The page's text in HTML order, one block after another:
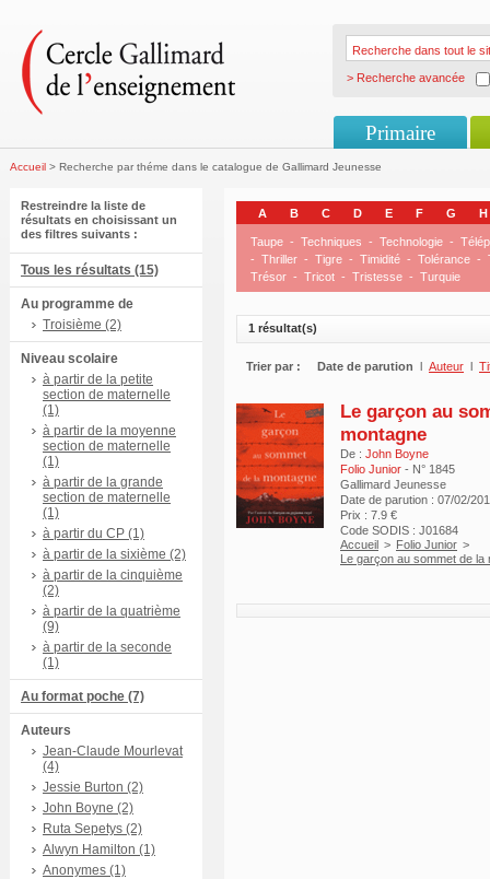
> Recherche avancée
Primaire
Accueil > Recherche par théme dans le catalogue de Gallimard Jeunesse
Restreindre la liste de
résultats en choisissant un
des filtres suivants :
Tous les résultats (15)
Au programme de
Troisième (2)
Niveau scolaire
à partir de la petite
section de maternelle
(1)
à partir de la moyenne
section de maternelle
(1)
à partir de la grande
section de maternelle
(1)
à partir du CP (1)
à partir de la sixième (2)
à partir de la cinquième
(2)
à partir de la quatrième
(9)
à partir de la seconde
(1)
Au format poche (7)
Auteurs
Jean-Claude Mourlevat
(4)
Jessie Burton (2)
John Boyne (2)
Ruta Sepetys (2)
Alwyn Hamilton (1)
Anonymes (1)
A B C D E F G H
Taupe - Techniques - Technologie -
- Thriller - Tigre - Timidité - Tolérance -
Trésor - Tricot - Tristesse - Turquie
1 résultat(s)
Trier par : Date de parution l Auteur l
Le garçon au
montagne
De : John Boyne
Folio Junior - N° 1845
Gallimard Jeunesse
Date de parution : 07/02/
Prix : 7.9 €
Code SODIS : J01684
Accueil > Folio Junior >
Le garçon au sommet de la